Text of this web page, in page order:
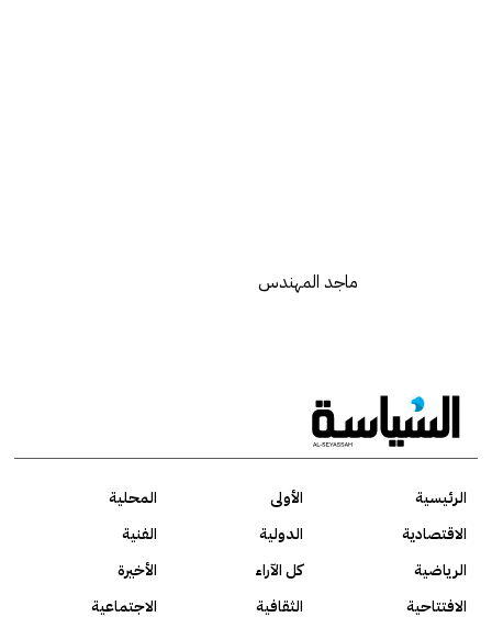
ماجد المهندس
الرئيسية الأولى
المحلية
الاقتصادية
الدولية
الفنية
الرياضية
كل الآراء
الأخيرة
الافتتاحية
الثقافية الاجتماعية